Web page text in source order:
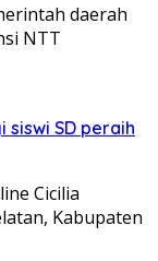
daerah
NTT
siswi SD peraih
Cicilia
Kabupaten